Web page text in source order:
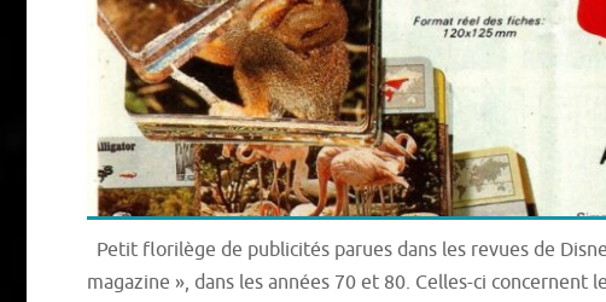
Petit florilège de publicités parues dans les revues de
magazine », dans les années 70 et 80. Celles-ci concernent